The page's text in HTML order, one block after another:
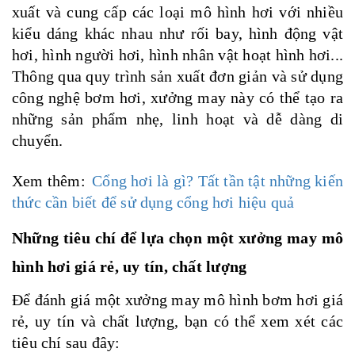
xuất và cung cấp các loại mô hình hơi với nhiều
kiểu dáng khác nhau như rối bay, hình động vật
hơi, hình người hơi, hình nhân vật hoạt hình hơi...
Thông qua quy trình sản xuất đơn giản và sử dụng
công nghệ bơm hơi, xưởng may này có thể tạo ra
những sản phẩm nhẹ, linh hoạt và dễ dàng di
chuyển.
Xem thêm: Cổng hơi là gì? Tất tần tật những kiến
thức cần biết để sử dụng cổng hơi hiệu quả
Những tiêu chí để lựa chọn một xưởng may mô
hình hơi giá rẻ, uy tín, chất lượng
Để đánh giá một xưởng may mô hình bơm hơi giá
rẻ, uy tín và chất lượng, bạn có thể xem xét các
tiêu chí sau đây: